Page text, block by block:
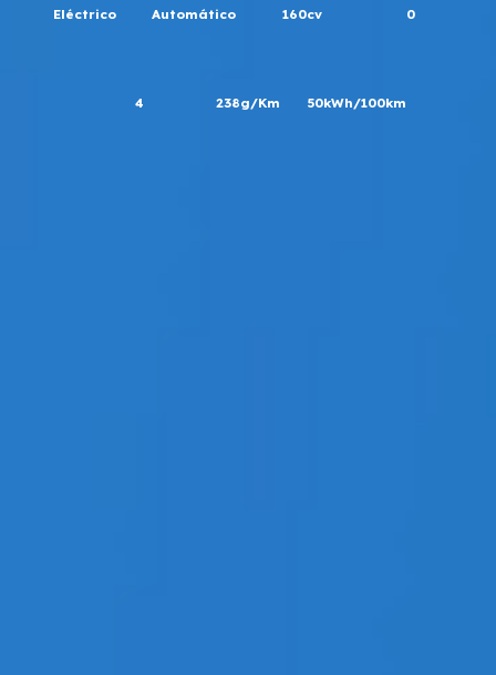
Eléctrico Automático 160cv 0
4 238g/Km 50kWh/100km